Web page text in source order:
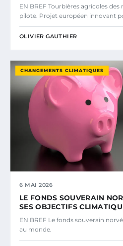
EN BREF Tourbières agricoles
pilote. Projet européen innovant
OLIVIER GAUTHIER
CHANGEMENTS CLIMATIQUES
6 MAI 2026
LE FONDS SOUVERAIN
SES OBJECTIFS
EN BREF Le fonds souverain
au monde.